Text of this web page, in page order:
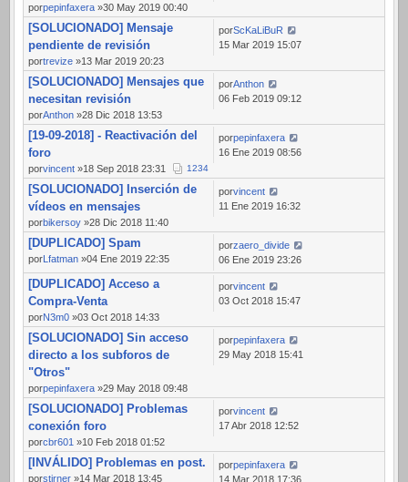
porpepinfaxera »30 May 2019 00:40
[SOLUCIONADO] Mensaje
pendiente de revisión
portrevize »13 Mar 2019 20:23
porScKaLiBuR
15 Mar 2019 15:07
[SOLUCIONADO] Mensajes que
necesitan revisión
porAnthon »28 Dic 2018 13:53
porAnthon
06 Feb 2019 09:12
[19-09-2018] - Reactivación del
foro
porvincent »18 Sep 2018 23:31 1234
porpepinfaxera
16 Ene 2019 08:56
[SOLUCIONADO] Inserción de
vídeos en mensajes
porbikersoy »28 Dic 2018 11:40
porvincent
11 Ene 2019 16:32
[DUPLICADO] Spam
porLfatman »04 Ene 2019 22:35
porzaero_divide
06 Ene 2019 23:26
[DUPLICADO] Acceso a
Compra-Venta
porN3m0 »03 Oct 2018 14:33
porvincent
03 Oct 2018 15:47
[SOLUCIONADO] Sin acceso
directo a los subforos de
"Otros"
porpepinfaxera »29 May 2018 09:48
porpepinfaxera
29 May 2018 15:41
[SOLUCIONADO] Problemas
conexión foro
porcbr601 »10 Feb 2018 01:52
porvincent
17 Abr 2018 12:52
[INVÁLIDO] Problemas en post.
porstirner »14 Mar 2018 13:45
porpepinfaxera
14 Mar 2018 17:36